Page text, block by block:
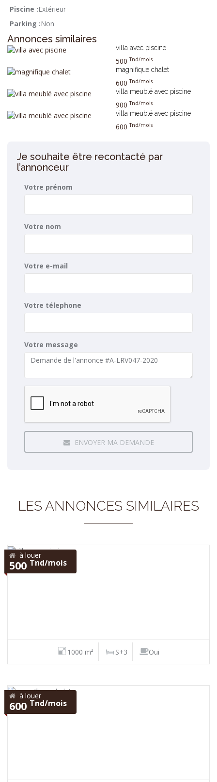
Piscine :Extérieur
Parking :Non
Annonces similaires
villa avec piscine
500 Tnd/mois
magnifique chalet
600 Tnd/mois
villa meublé avec piscine
900 Tnd/mois
villa meublé avec piscine
600 Tnd/mois
Je souhaite être recontacté par
l’annonceur
Votre prénom
Votre nom
Votre e-mail
Votre télephone
Votre message
ENVOYER MA DEMANDE
LES ANNONCES SIMILAIRES
à louer
500 Tnd/mois
1000 m² S+3 Oui
à louer
600 Tnd/mois